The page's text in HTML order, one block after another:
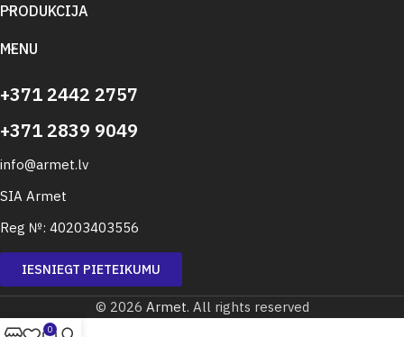
PRODUKCIJA
MENU
+371 2442 2757
+371 2839 9049
info@armet.lv
SIA Armet
Reg №: 40203403556
IESNIEGT PIETEIKUMU
© 2026 Armet. All rights reserved
0